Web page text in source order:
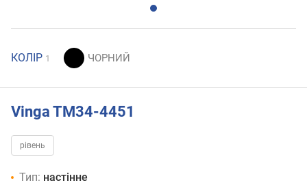
КОЛІР 1
Vinga TM34-4451
рівень
Тип: настінне